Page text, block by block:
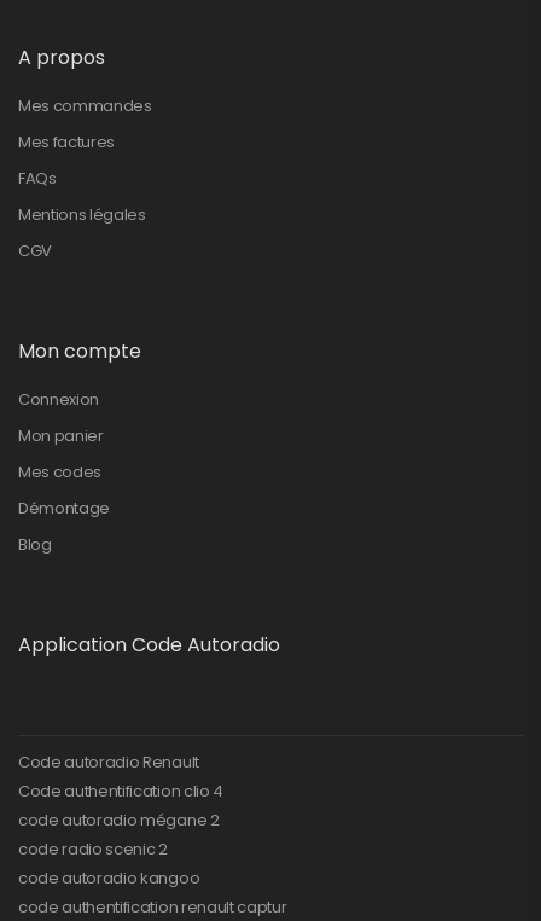
A propos
Mes commandes
Mes factures
FAQs
Mentions légales
CGV
Mon compte
Connexion
Mon panier
Mes codes
Démontage
Blog
Application Code Autoradio
Code autoradio Renault
Code authentification clio 4
code autoradio mégane 2
code radio scenic 2
code autoradio kangoo
code authentification renault captur